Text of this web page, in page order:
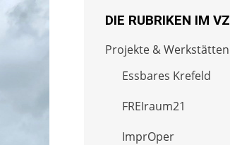
DIE RUBRIKEN IM VZ
Projekte & Werkstätten
Essbares Krefeld
FREIraum21
ImprOper